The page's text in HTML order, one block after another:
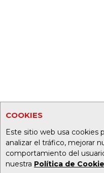
COOKIES
Este sitio web usa cookies
analizar el tráfico, mejorar
comportamiento del
nuestra Política de